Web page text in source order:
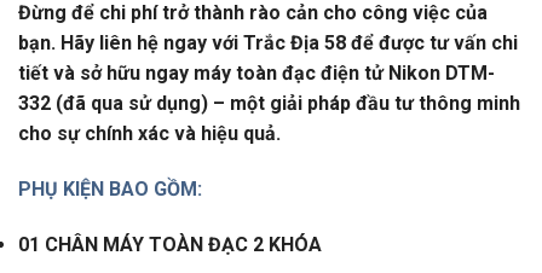
Đừng để chi phí trở thành rào cản cho công việc của
bạn. Hãy liên hệ ngay với Trắc Địa 58 để được tư vấn chi
tiết và sở hữu ngay máy toàn đạc điện tử Nikon DTM-
332 (đã qua sử dụng) – một giải pháp đầu tư thông minh
cho sự chính xác và hiệu quả.
PHỤ KIỆN BAO GỒM:
01 CHÂN MÁY TOÀN ĐẠC 2 KHÓA